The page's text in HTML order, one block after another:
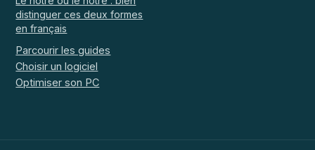
distinguer ces deux formes
en français
Parcourir les guides
Choisir un logiciel
Optimiser son PC